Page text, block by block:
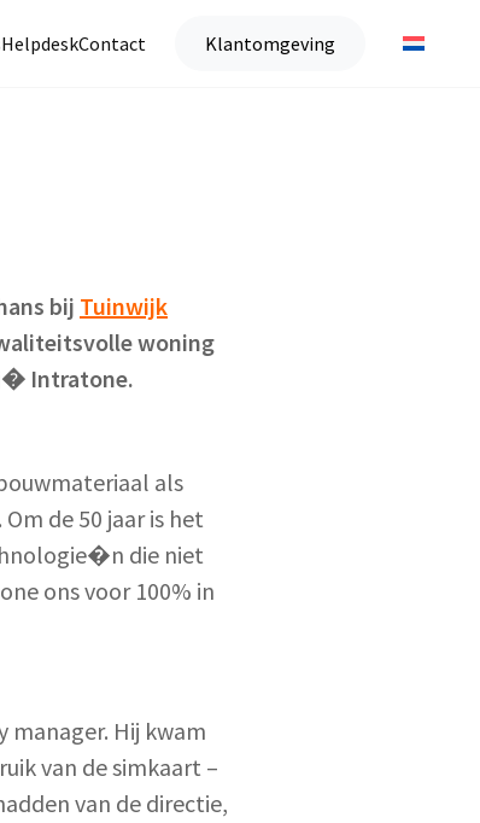
HelpdeskContact Klantomgeving
bij Tuinwijk
woning
Intratone.
als
de 50 jaar is het
die niet
ons voor 100% in
Hij kwam
van de simkaart –
van de directie,